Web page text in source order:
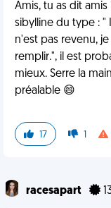
Amis, tu as dit amis
sibylline du type : "
n'est pas revenu,
remplir.", il est
mieux. Serre la
préalable 😄
17 1
racesapart